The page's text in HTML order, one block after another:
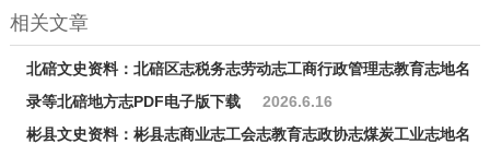
相关文章
北碚文史资料：北碚区志税务志劳动志工商行政管理志教育志地名
录等北碚地方志PDF电子版下载
2026.6.16
彬县文史资料：彬县志商业志工会志教育志政协志煤炭工业志地名